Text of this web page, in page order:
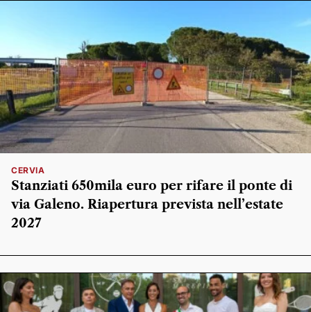
CERVIA
Stanziati 650mila euro per rifare il ponte di
via Galeno. Riapertura prevista nell’estate
2027